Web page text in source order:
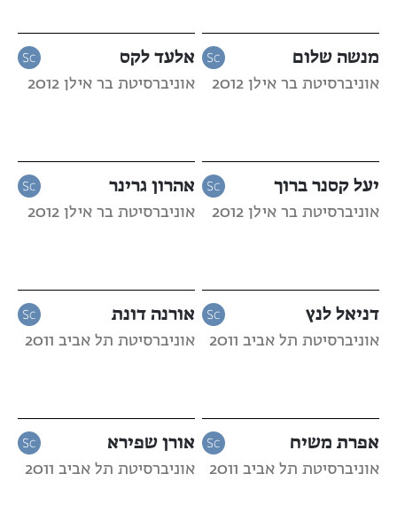
מנשה שלום
אוניברסיטת בר אילן 2012
אלעד לקס
אוניברסיטת בר אילן 2012
יעל קסנר ברוך
אוניברסיטת בר אילן 2012
אהרון גרינר
אוניברסיטת בר אילן 2012
דניאל לנץ
אוניברסיטת תל אביב 2011
אורנה דונת
אוניברסיטת תל אביב 2011
אפרת משיח
אוניברסיטת תל אביב 2011
אורן שפירא
אוניברסיטת תל אביב 2011